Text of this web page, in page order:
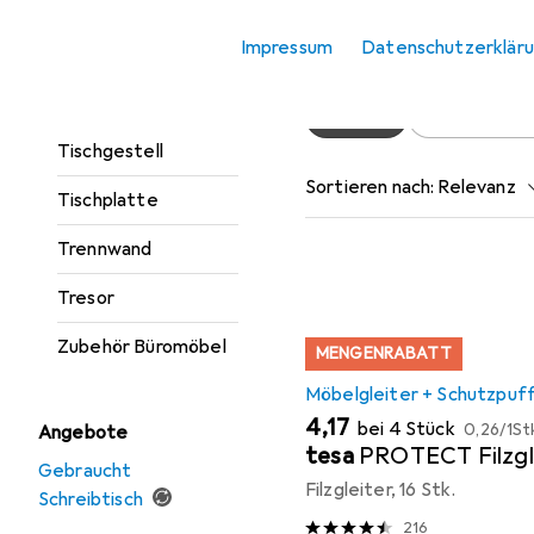
Impressum
Tischgestell
Tischplatte
Trennwand
Tresor
Zubehör Büromöbel
Angebote
Gebraucht
Schreibtisch
Hier findest du
Sortieren nach: Relevanz
MENGENRABATT
Möbelgleiter +
EUR
4,17 bei 4 Stück EUR
0,26/
tesa PROTECT
Filzgleiter, 16 Stk.
216